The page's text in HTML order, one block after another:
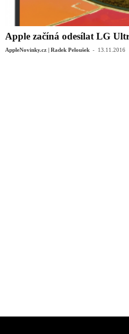
Apple začíná odesílat LG
AppleNovinky.cz | Radek Peloušek - 13.11.2016